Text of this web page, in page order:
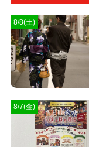
8/8(土)
8/7(金)